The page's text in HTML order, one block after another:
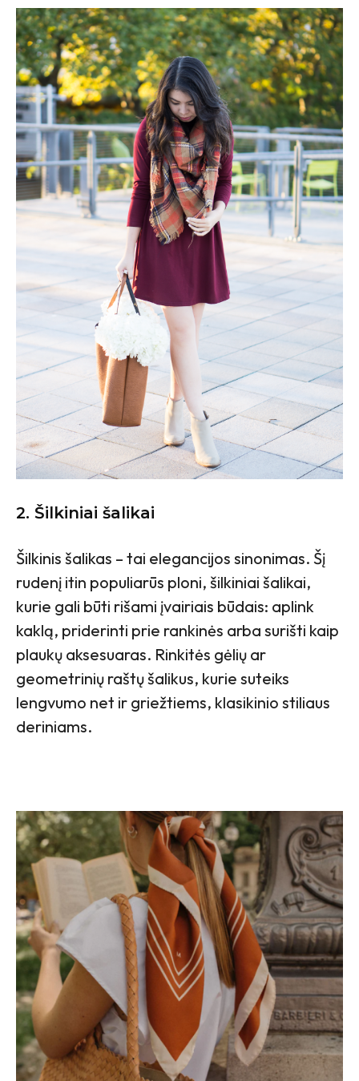
2. Šilkiniai šalikai
Šilkinis šalikas – tai elegancijos sinonimas. Šį
rudenį itin populiarūs ploni, šilkiniai šalikai,
kurie gali būti rišami įvairiais būdais: aplink
kaklą, priderinti prie rankinės arba surišti kaip
plaukų aksesuaras. Rinkitės gėlių ar
geometrinių raštų šalikus, kurie suteiks
lengvumo net ir griežtiems, klasikinio stiliaus
deriniams.